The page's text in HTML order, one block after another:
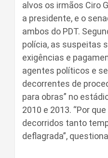
alvos os irmãos Ciro
a presidente, e o
ambos do PDT.
polícia, as suspeitas
exigências e
agentes políticos e
decorrentes de
para obras” no
2010 e 2013. “Por
decorridos tanto
deflagrada”,